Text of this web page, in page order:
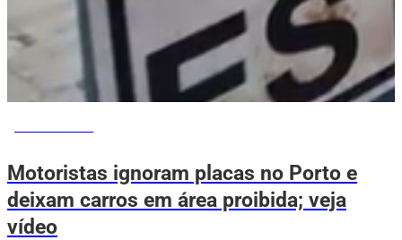
Motoristas ignoram placas no Porto e
deixam carros em área proibida; veja
vídeo